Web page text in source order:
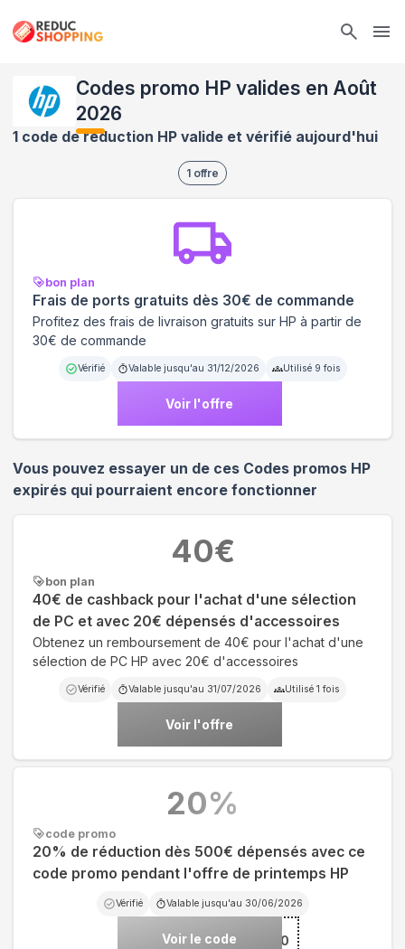
Codes promo HP valides en Août
2026
1 code de réduction HP valide et vérifié aujourd'hui
1 offre
bon plan
Frais de ports gratuits dès 30€ de commande
Profitez des frais de livraison gratuits sur HP à partir de
30€ de commande
Vérifié Valable jusqu'au 31/12/2026 Utilisé 9 fois
Voir l'offre
Vous pouvez essayer un de ces Codes promos HP
expirés qui pourraient encore fonctionner
bon plan
40€ de cashback pour l'achat d'une sélection
de PC et avec 20€ dépensés d'accessoires
Obtenez un remboursement de 40€ pour l'achat d'une
sélection de PC HP avec 20€ d'accessoires
Vérifié Valable jusqu'au 31/07/2026 Utilisé 1 fois
Voir l'offre
40€
code promo
20% de réduction dès 500€ dépensés avec ce
code promo pendant l'offre de printemps HP
Vérifié Valable jusqu'au 30/06/2026
Voir le code ***P20
20%